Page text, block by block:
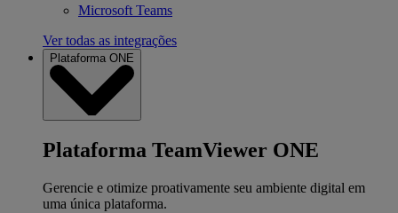
Microsoft Teams
Ver todas as integrações
Plataforma ONE
Plataforma TeamViewer ONE
Gerencie e otimize proativamente seu ambiente digital em
uma única plataforma.